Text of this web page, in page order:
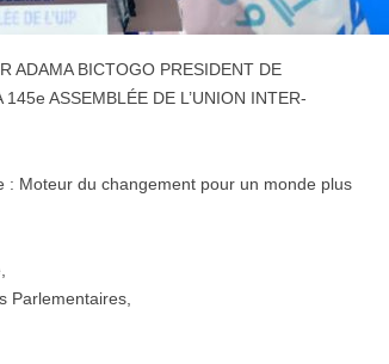
ADAMA BICTOGO PRESIDENT DE
145e ASSEMBLÉE DE L’UNION INTER-
: Moteur du changement pour un monde plus
Parlementaires,